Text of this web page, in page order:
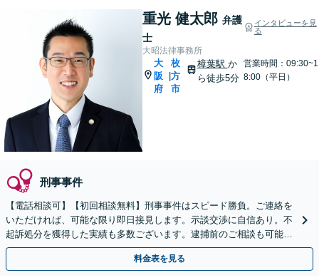
重光 健太郎 弁護
士
インタビューを見
る
大昭法律事務所
大
阪
府
枚
方
市
樟葉駅 か
ら徒歩5分
営業時間：09:30~1
8:00（平日）
刑事事件
【電話相談可】【初回相談無料】刑事事件はスピード勝負。ご連絡を
いただければ、可能な限り即日接見します。示談交渉に自信あり。不
起訴処分を獲得した実績も多数ございます。逮捕前のご相談も可能で
す【夜間・休日面談】【完全個室】【樟葉駅3分】
料金表を見る